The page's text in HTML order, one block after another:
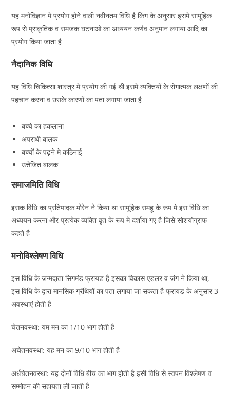
यह मनोविज्ञान मे प्रयोग होने वाली नवीनतम विधि है किंग के अनुसार इसमे सामूहिक
रूप से प्राकृतिक व समजक घटनाओ का अध्ययन कर्णव अनुमान लगाया आदि का
प्रयोग किया जाता है
नैदानिक विधि
यह विधि चिकित्सा शास्त्र मे प्रयोग की गई थी इसमे व्यक्तियों के रोगात्मक लक्षणों की
पहचान करना व उसके कारणों का पता लगाया जाता है
बच्चे का हकलाना
अपराधी बालक
बच्चों के पढ़ने मे कठिनाई
उत्तेजित बालक
समाजमिति विधि
इसक विधि का प्रतिपादक मोरेन ने किया था सामूहिक समहू के रूप मे इस विधि का
अध्ययन करना और प्रत्येक व्यक्ति वृत के रूप मे दर्शाया गए है जिसे सोशयोग्राफ
कहते है
मनोविश्लेषण विधि
इस विधि के जन्मदाता सिगमंड फ्रायड है इसका विकास एडलर व जंग ने किया था,
इस विधि के द्वारा मानसिक ग्रंथियों का पता लगाया जा सकता है फ्रायड के अनुसार 3
अवस्थाएं होती है
चेतनवस्था: यम मन का 1/10 भाग होती है
अचेतनवस्था: यह मन का 9/10 भाग होती है
अर्धचेतनवस्था: यह दोनों विधि बीच का भाग होती है इसी विधि से स्वपन विश्लेषण व
सम्मोहन की सहायता ली जाती है